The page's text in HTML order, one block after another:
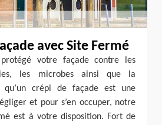
avec Site Fermé
votre façade contre les
les microbes ainsi que la
qu’un crépi de façade est une
et pour s’en occuper, notre
est à votre disposition. Fort de